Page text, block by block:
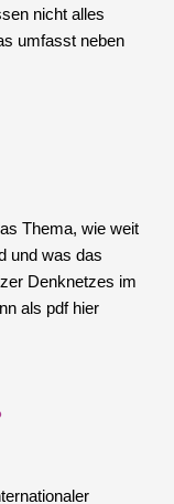
nicht alles
umfasst neben
Thema, wie weit
und was das
Denknetzes im
als pdf hier